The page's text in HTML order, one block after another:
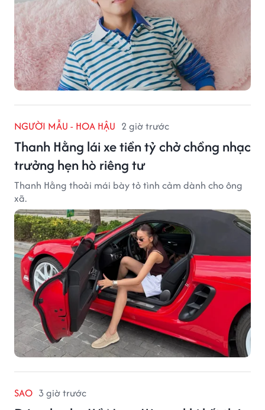
NGƯỜI MẪU - HOA HẬU 2 giờ trước
Thanh Hằng lái xe tiền tỷ chở chồng nhạc
trưởng hẹn hò riêng tư
Thanh Hằng thoải mái bày tỏ tình cảm dành cho ông
xã.
SAO 3 giờ trước